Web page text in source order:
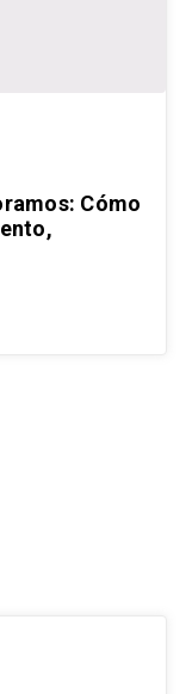
Cómo